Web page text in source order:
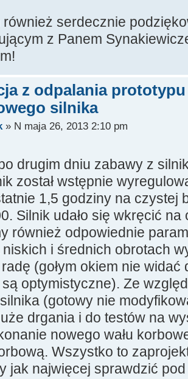
również serdecznie
z Panem
z odpalania
silnika
» N maja 26, 2013 2:10 pm
drugim dniu zabawy z
został wstępnie
1,5 godziny na czystej
Silnik udało się wkręcić na
również odpowiednie
i średnich obrotach
(gołym okiem nie widać
optymistyczne). Ze
(gotowy nie
drgania i do testów na
nowego wału
Wszystko to
jak najwięcej sprawdzić